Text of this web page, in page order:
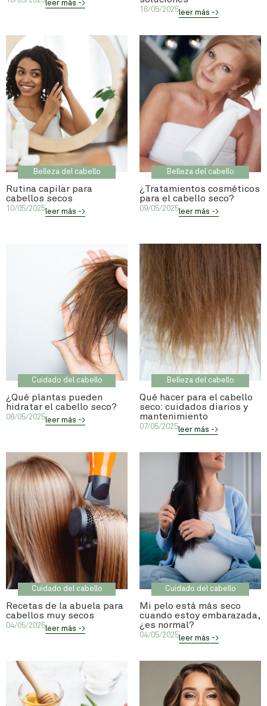
leer más ->
16/05/2025leer más ->
Belleza del cabello
Rutina capilar para
cabellos secos
10/05/2025leer más ->
Belleza del cabello
¿Tratamientos cosméticos
para el cabello seco?
09/05/2025leer más ->
Cuidado del cabello
¿Qué plantas pueden
hidratar el cabello seco?
08/05/2025leer más ->
Belleza del cabello
Qué hacer para el cabello
seco: cuidados diarios y
mantenimiento
07/05/2025leer más ->
Cuidado del cabello
Recetas de la abuela para
cabellos muy secos
04/05/2025leer más ->
Cuidado del cabello
Mi pelo está más seco
cuando estoy embarazada,
¿es normal?
04/05/2025leer más ->